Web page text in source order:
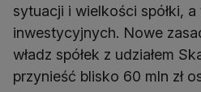
sytuacji i wielkości spółki,
inwestycyjnych. Nowe
władz spółek z udziałem
przynieść blisko 60 mln zł